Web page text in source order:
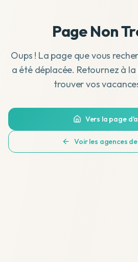
Page Non
Oups ! La page que vous
a été déplacée. Retournez à
trouver vos
Vers la page
Voir les agences